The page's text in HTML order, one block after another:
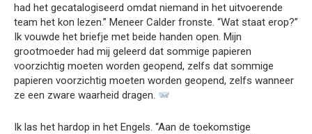
had het gecatalogiseerd omdat niemand in het uitvoerende
team het kon lezen.” Meneer Calder fronste. “Wat staat erop?”
Ik vouwde het briefje met beide handen open. Mijn
grootmoeder had mij geleerd dat sommige papieren
voorzichtig moeten worden geopend, zelfs dat sommige
papieren voorzichtig moeten worden geopend, zelfs wanneer
ze een zware waarheid dragen.
Ik las het hardop in het Engels. “Aan de toekomstige